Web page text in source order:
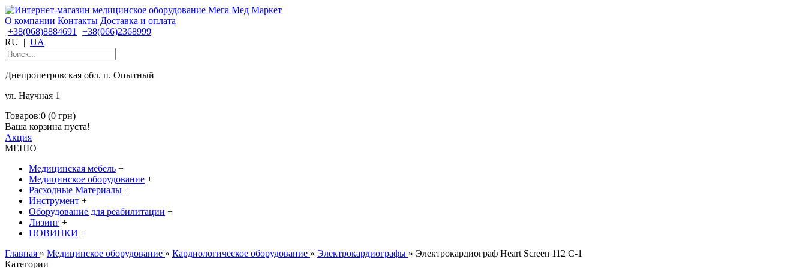
О компании Контакты Доставка и оплата
+38(068)8884691
+38(066)2368999
RU | UA
Днепропетровская обл. п. Опытный
ул. Научная 1
Товаров:0 (0 грн)
Ваша корзина пуста!
Акция
МЕНЮ
Медицинская мебель +
Медицинское оборудование +
Расходные Материалы +
Инструмент +
Оборудование для реабилитации +
Лизинг +
НОВИНКИ +
Главная » Медицинское оборудование » Кардиологическое оборудование » Электрокардиографы » Электрокардиограф Heart Screen 112 C-1
Категории